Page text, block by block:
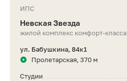
ИПС
Невская Звезда
жилой комплекс комфорт-класса
ул. Бабушкина, 84к1
Пролетарская, 370 м
Студии